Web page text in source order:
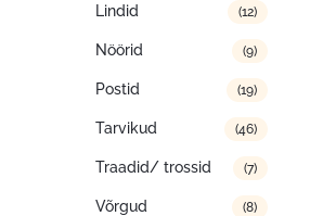
Lindid (12)
Nöörid (9)
Postid (19)
Tarvikud (46)
Traadid/ trossid (7)
Võrgud (8)